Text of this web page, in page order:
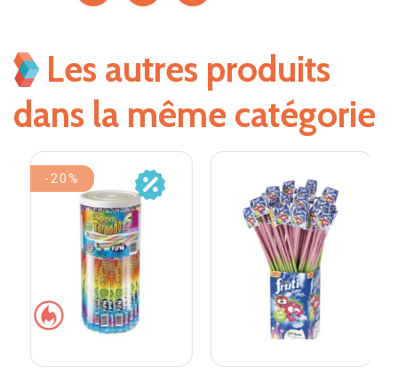
Les autres produits
dans la même catégorie
-20%